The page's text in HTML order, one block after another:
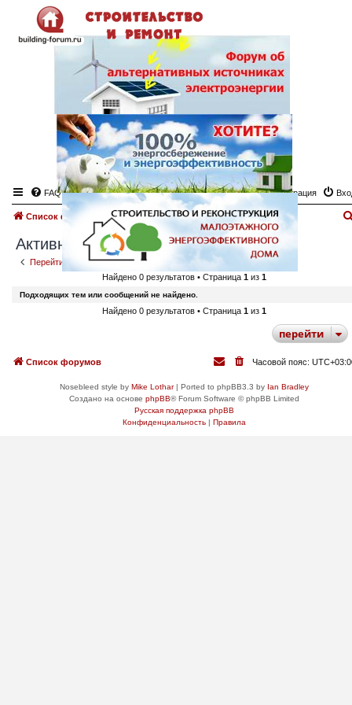
FAQ Регистрация
Список форумов Поиск Активные темы
Активные темы
Перейти к расширенному поиску
Найдено 0 результатов • Страница 1из 1
Подходящих тем или сообщений не найдено.
Найдено 0 результатов • Страница 1из 1
перейти
Список форумов Часовой пояс:
Nosebleed style by Mike Lothar| Ported to phpBB3.3 by Ian Bradley
Создано на основе phpBB® Forum Software © phpBB Limited
Русская поддержка phpBB
Конфиденциальность| Правила